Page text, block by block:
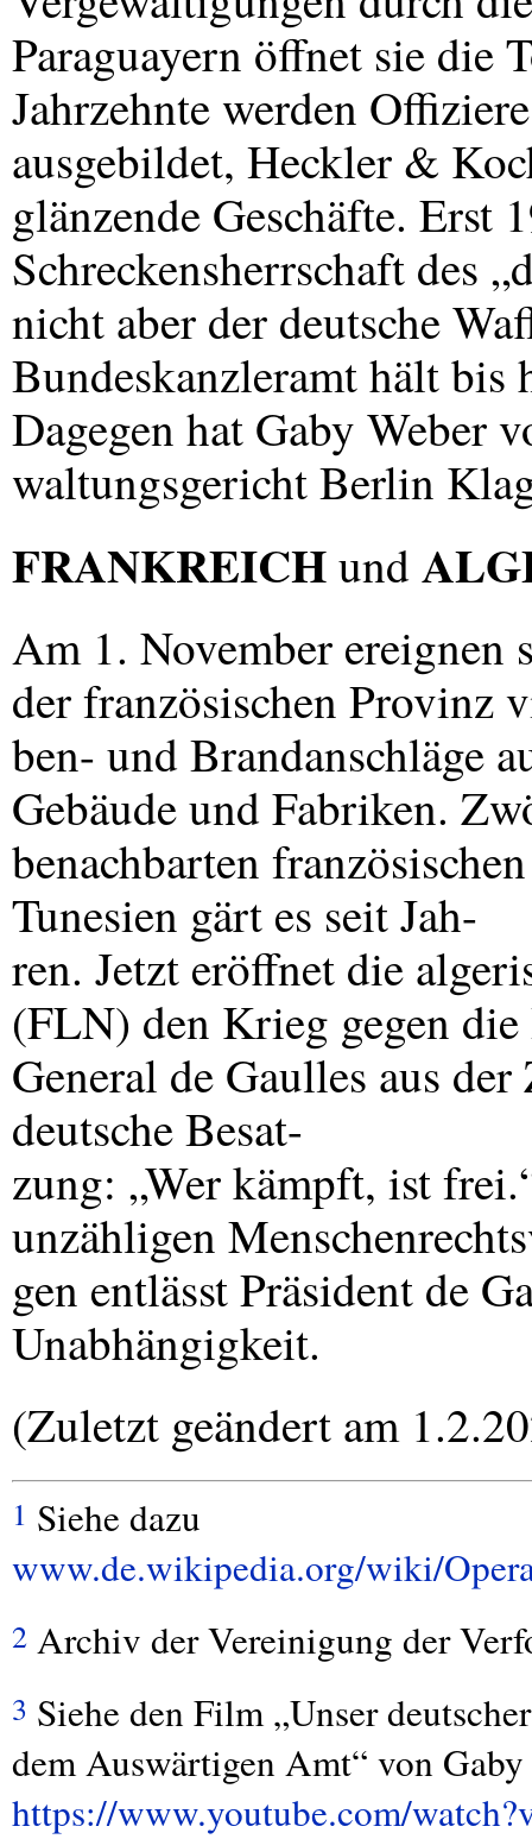
Paraguayern öffnet sie die
Jahrzehnte werden
ausgebildet, Heckler &
glänzende Geschäfte. Erst
Schreckensherrschaft des
nicht aber der deutsche
Bundeskanzleramt hält bis
Dagegen hat Gaby Weber
waltungsgericht Berlin
FRANKREICHund
Am 1. November ereignen
der französischen Provinz
ben- und Brandanschläge
Gebäude und Fabriken.
benachbarten
Tunesien gärt es seit Jah-
ren. Jetzt eröffnet die
(FLN) den Krieg gegen
General de Gaulles aus
deutsche Besat-
zung: „Wer kämpft, ist
unzähligen
gen entlässt Präsident de
Unabhängigkeit.
(Zuletzt geändert am
1 Siehe dazu
www.de.wikipedia.org/wiki/
2 Archiv der Vereinigung der
3 Siehe den Film „Unser
dem Auswärtigen Amt“ von
https://www.youtube.com/